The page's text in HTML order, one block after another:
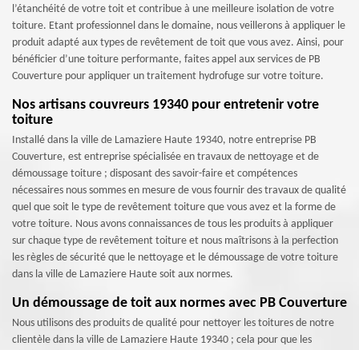
l’étanchéité de votre toit et contribue à une meilleure isolation de votre
toiture. Etant professionnel dans le domaine, nous veillerons à appliquer le
produit adapté aux types de revêtement de toit que vous avez. Ainsi, pour
bénéficier d’une toiture performante, faites appel aux services de PB
Couverture pour appliquer un traitement hydrofuge sur votre toiture.
Nos artisans couvreurs 19340 pour entretenir votre
toiture
Installé dans la ville de Lamaziere Haute 19340, notre entreprise PB
Couverture, est entreprise spécialisée en travaux de nettoyage et de
démoussage toiture ; disposant des savoir-faire et compétences
nécessaires nous sommes en mesure de vous fournir des travaux de qualité
quel que soit le type de revêtement toiture que vous avez et la forme de
votre toiture. Nous avons connaissances de tous les produits à appliquer
sur chaque type de revêtement toiture et nous maîtrisons à la perfection
les règles de sécurité que le nettoyage et le démoussage de votre toiture
dans la ville de Lamaziere Haute soit aux normes.
Un démoussage de toit aux normes avec PB Couverture
Nous utilisons des produits de qualité pour nettoyer les toitures de notre
clientèle dans la ville de Lamaziere Haute 19340 ; cela pour que les